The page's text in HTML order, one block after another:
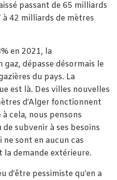
passant de 65 milliards
42 milliards de mètres
en 2021, la
dépasse désormais le
du pays. La
est là. Des villes nouvelles
d’Alger fonctionnent
cela, nous pensons
de subvenir à ses besoins
sont en aucun cas
la demande extérieure.
d’être pessimiste qu’en a